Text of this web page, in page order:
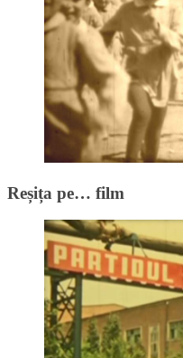
Reșița pe… film